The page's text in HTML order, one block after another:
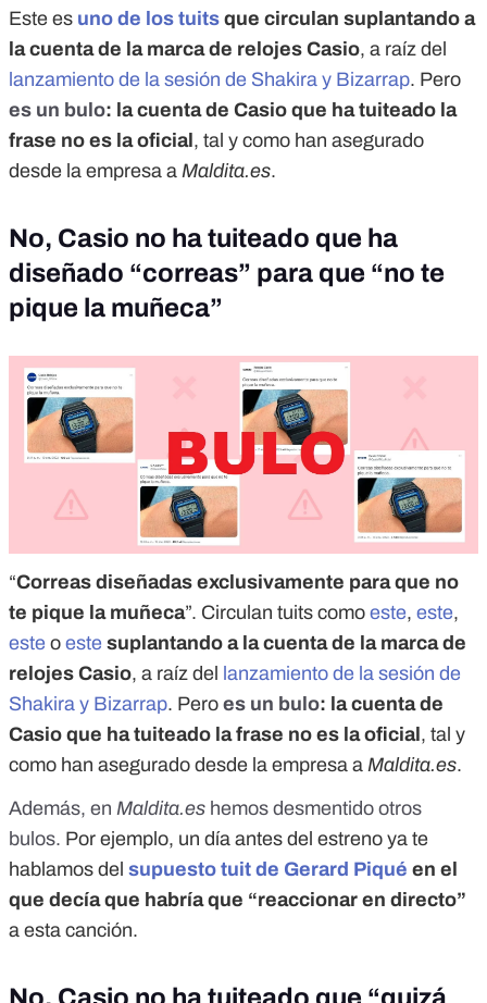
Este es uno de los tuits que circulan suplantando a
la cuenta de la marca de relojes Casio, a raíz del
lanzamiento de la sesión de Shakira y Bizarrap. Pero
es un bulo: la cuenta de Casio que ha tuiteado la
frase no es la oficial, tal y como han asegurado
desde la empresa a Maldita.es.
No, Casio no ha tuiteado que ha
diseñado “correas” para que “no te
pique la muñeca”
“Correas diseñadas exclusivamente para que no
te pique la muñeca”. Circulan tuits como este, este,
este o este suplantando a la cuenta de la marca de
relojes Casio, a raíz del
lanzamiento de la sesión de
Shakira y Bizarrap. Pero es un bulo: la cuenta de
Casio que ha tuiteado la frase no es la oficial , tal y
como han asegurado desde la empresa a Maldita.es.
Además, en Maldita.es hemos desmentido otros
bulos. Por ejemplo, un día antes del estreno ya te
hablamos del supuesto tuit de Gerard Piqué en el
que decía que habría que “reaccionar en directo”
a esta canción.